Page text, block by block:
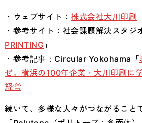
・ウェブサイト： 株式会社大川印刷
・参考サイト：社会課題解決スタジ
PRINTING 」
・参考記事：Circular Yokohama「
ぜ。横浜の100年企業・大川印刷に
経営 」
続いて、多様な人々がつながること